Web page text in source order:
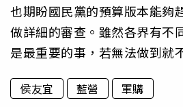
也期盼國民黨的預算版本能夠
做詳細的審查。雖然各界有不
是最重要的事，若無法做到就
侯友宜 藍營 軍購